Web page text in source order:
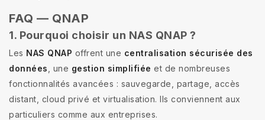
FAQ — QNAP
1. Pourquoi choisir un NAS QNAP ?
Les NAS QNAP offrent une centralisation sécurisée des
données , une gestion simplifiée et de nombreuses
fonctionnalités avancées : sauvegarde, partage, accès
distant, cloud privé et virtualisation. Ils conviennent aux
particuliers comme aux entreprises.